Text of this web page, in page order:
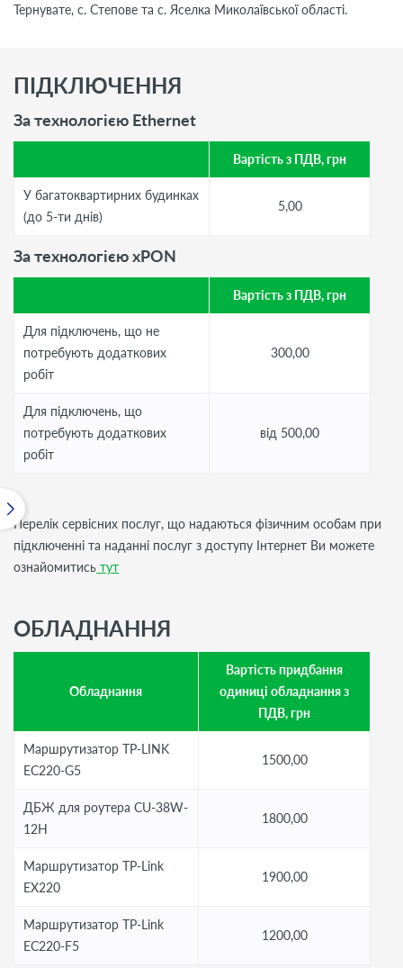
Тернувате, с. Степове та с. Яселка Миколаївської області.
ПІДКЛЮЧЕННЯ
За технологією Ethernet
Вартість з ПДВ, грн
У багатоквартирних будинках
(до 5-ти днів)
5,00
За технологією xPON
Вартість з ПДВ, грн
Для підключень, що не
потребують додаткових
робіт
300,00
Для підключень, що
потребують додаткових
робіт
від 500,00
Перелік сервісних послуг, що надаються фізичним особам при
підключенні та наданні послуг з доступу Інтернет Ви можете
ознайомитись тут
ОБЛАДНАННЯ
Обладнання
Вартість придбання
одиниці обладнання з
ПДВ, грн
Маршрутизатор TP-LINK
EC220-G5
1500,00
ДБЖ для роутера CU-38W-
12H
1800,00
Маршрутизатор TP-Link
EX220
1900,00
Маршрутизатор TP-Link
EC220-F5
1200,00